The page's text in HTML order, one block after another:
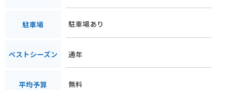
駐車場 駐車場あり
ベストシーズン 通年
平均予算 無料